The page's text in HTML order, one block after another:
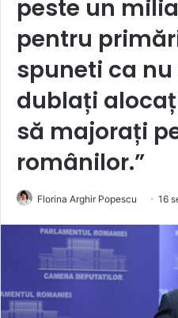
peste un
pentru
spuneti ca
dublați
să majorați
românilor.”
Florina Arghir Popescu 16